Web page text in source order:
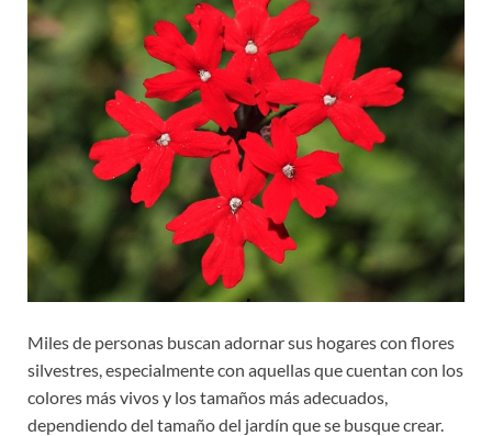
Miles de personas buscan adornar sus hogares con flores
silvestres, especialmente con aquellas que cuentan con los
colores más vivos y los tamaños más adecuados,
dependiendo del tamaño del jardín que se busque crear.